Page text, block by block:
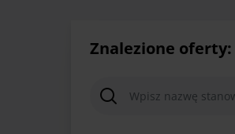
Znalezione oferty: